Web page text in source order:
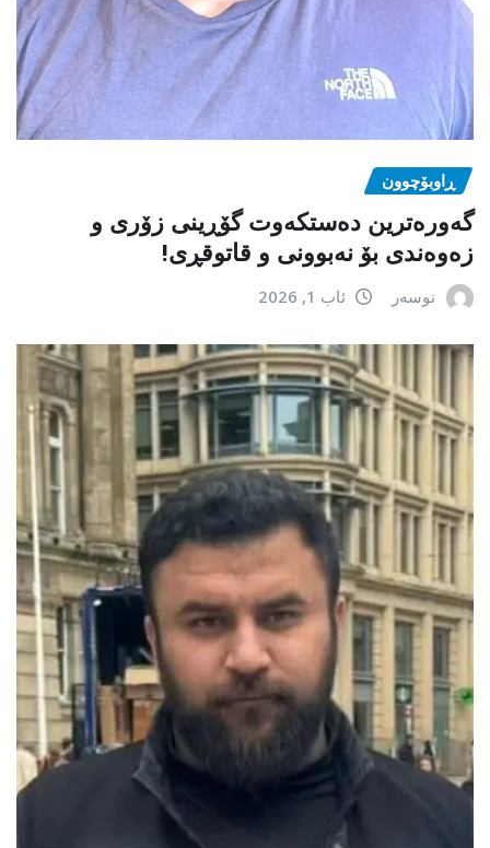
ڕاوبۆچوون
گەورەترین دەستکەوت گۆڕینی زۆری و
زەوەندی بۆ نەبوونی و قاتوقڕی!
نوسەر ئاب 1, 2026